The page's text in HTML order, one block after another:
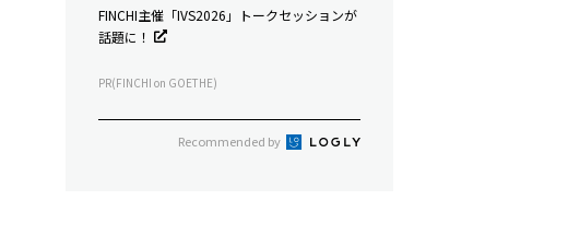
FINCHI主催「IVS2026」トークセッションが
話題に！
PR(FINCHI on GOETHE)
Recommended by